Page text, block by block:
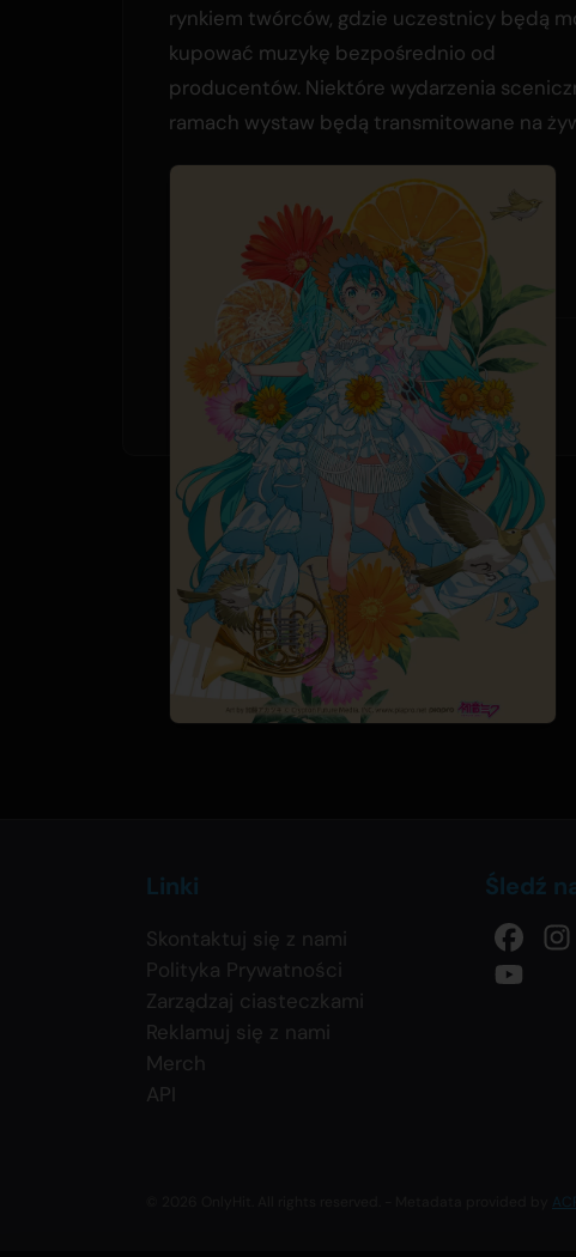
rynkiem twórców, gdzie uczestnicy będą
kupować muzykę bezpośrednio od
producentów. Niektóre wydarzenia
ramach wystaw będą transmitowane na
Linki
Skontaktuj się z nami
Polityka Prywatności
Zarządzaj ciasteczkami
Reklamuj się z nami
Merch
API
Śledź